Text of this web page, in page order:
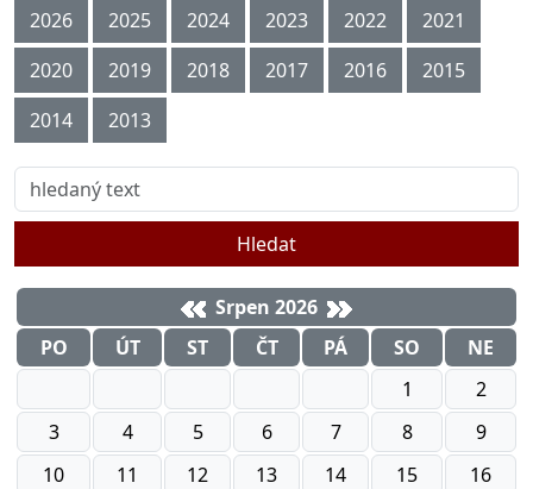
2026 2025 2024 2023 2022
2021
2020
2019 2018 2017 2016
2015
2014
2013
Hledat
Srpen 2026
PO
ÚT ST ČT PÁ SO
NE
1
2
3
4 5 6 7 8
9
10
11 12 13 14 15
16